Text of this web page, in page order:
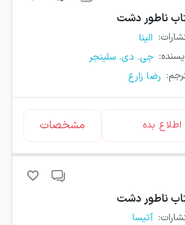
ناطور دشت
: الینا
: جی. دی. سلینجر
: رضا زارع
بده مشخصات
ناطور دشت
: آتیسا